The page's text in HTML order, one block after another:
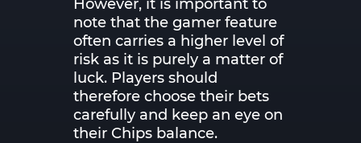
note that the gamer feature
often carries a higher level of
risk as it is purely a matter of
luck. Players should
therefore choose their bets
carefully and keep an eye on
their Chips balance.